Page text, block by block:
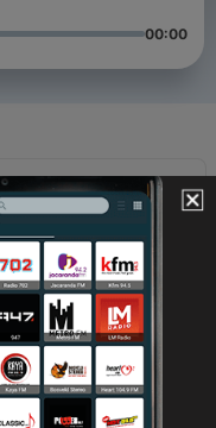
00:00
''Ev Kiralama
''Tehlikeli
''Protesto''